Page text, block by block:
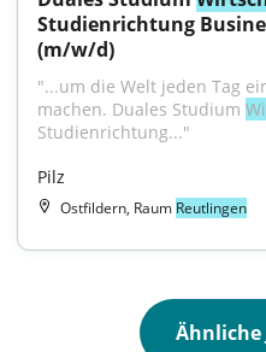
Studienrichtung
(m/w/d)
"...um die Welt jeden Tag
machen. Duales Studium
Studienrichtung..."
Pilz
Ostfildern, Raum Reutlingen
Ähnliche